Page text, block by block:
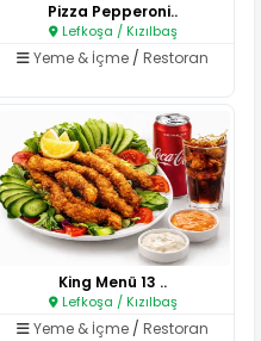
Pizza Pepperoni..
Lefkoşa / Kızılbaş
Yeme & İçme /Restoran
King Menü 13 ..
Lefkoşa / Kızılbaş
Yeme & İçme /Restoran